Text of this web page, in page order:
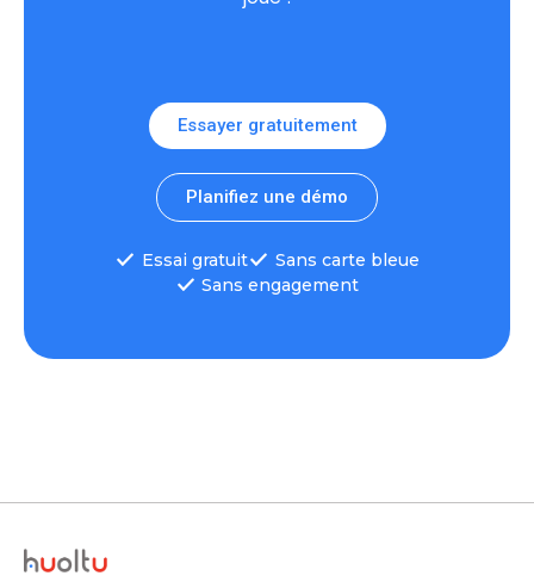
Essayer gratuitement
Planifiez une démo
Essai gratuit
Sans carte bleue
Sans engagement